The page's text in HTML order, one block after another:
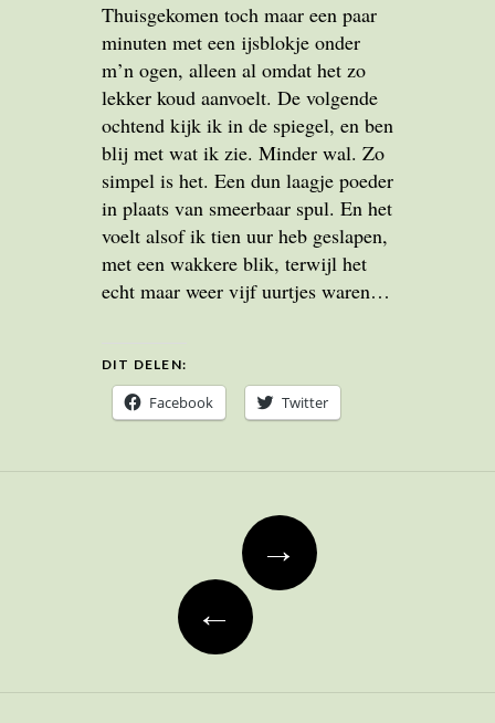
Thuisgekomen toch maar een paar
minuten met een ijsblokje onder
m’n ogen, alleen al omdat het zo
lekker koud aanvoelt. De volgende
ochtend kijk ik in de spiegel, en ben
blij met wat ik zie. Minder wal. Zo
simpel is het. Een dun laagje poeder
in plaats van smeerbaar spul. En het
voelt alsof ik tien uur heb geslapen,
met een wakkere blik, terwijl het
echt maar weer vijf uurtjes waren…
DIT DELEN:
Facebook Twitter
Berichtnavigatie
→
←